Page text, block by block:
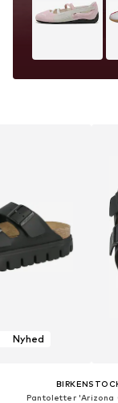
Nyhed
Pantoletter 'Arizona